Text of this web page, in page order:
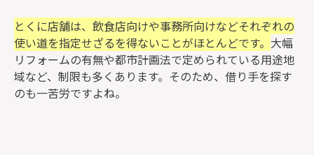
とくに店舗は、飲食店向けや事務所向けなどそれぞれの
使い道を指定せざるを得ないことがほとんどです。 大幅
リフォームの有無や都市計画法で定められている用途地
域など、制限も多くあります。そのため、借り手を探す
のも一苦労ですよね。